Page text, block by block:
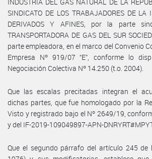
SINDICATO DE LOS TRABAJADORES DE LA
DERIVADOS Y AFINES, por la parte
TRANSPORTADORA DE GAS DEL SUR
parte empleadora, en el marco del Convenio
Empresa Nº 919/07 “E”, conforme lo
Negociación Colectiva Nº 14.250 (t.o. 2004).
Que las escalas precitadas integran el
dichas partes, que fue homologado por la
Visto y registrado bajo el Nº 2649/19,
y del IF-2019-109049897-APN-
Que el segundo párrafo del artículo 245 de